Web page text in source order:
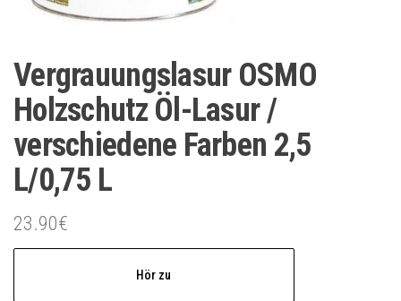
Vergrauungslasur OSMO
Holzschutz Öl-Lasur /
verschiedene Farben 2,5
L/0,75 L
23.90€
Hör zu